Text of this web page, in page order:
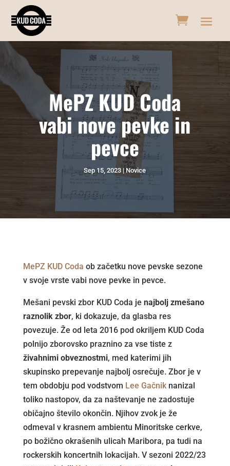
MePZ KUD Coda
vabi nove pevke in
pevce
Sep 15, 2023 Novice
MePZ KUD Coda ob začetku nove pevske sezone
v svoje vrste vabi nove pevke in pevce.
Mešani pevski zbor KUD Coda je najbolj zmešano
raznolik zbor, ki dokazuje, da glasba res
povezuje. Že od leta 2016 pod okriljem KUD Coda
polnijo zborovsko praznino za vse tiste z
živahnimi obveznostmi, med katerimi jih
skupinsko prepevanje najbolj osrečuje. Zbor je v
tem obdobju pod vodstvom Lee Gačniknanizal
toliko nastopov, da za naštevanje ne zadostuje
običajno število okončin. Njihov zvok je že
odmeval v krasnem ambientu Minoritske cerkve,
po božično okrašenih ulicah Maribora, pa tudi na
rockerskih koncertnih lokacijah. V sezoni 2022/23